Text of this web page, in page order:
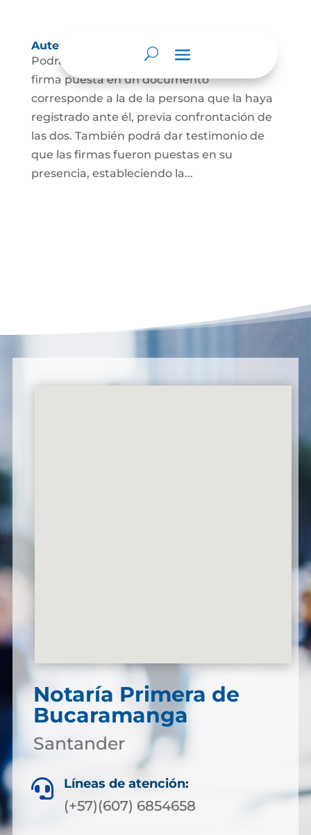
Autenticación de Firma
Podrá dar testimonio escrito de que la
firma puesta en un documento
corresponde a la de la persona que la haya
registrado ante él, previa confrontación de
las dos. También podrá dar testimonio de
que las firmas fueron puestas en su
presencia, estableciendo la...
Notaría Primera de
Bucaramanga
Santander
 Líneas de atención:
(+57)(607) 6854658